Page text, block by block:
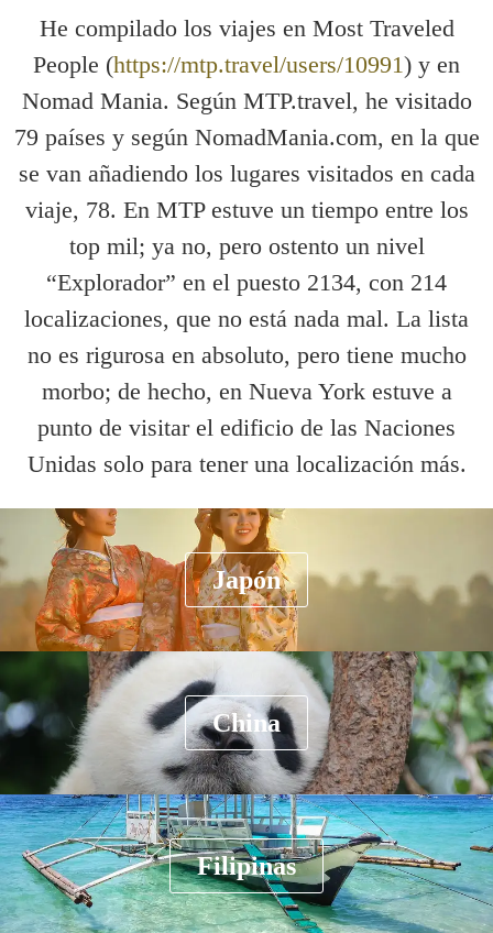
He compilado los viajes en Most Traveled
People (https://mtp.travel/users/10991) y en
Nomad Mania. Según MTP.travel, he visitado
79 países y según NomadMania.com, en la que
se van añadiendo los lugares visitados en cada
viaje, 78. En MTP estuve un tiempo entre los
top mil; ya no, pero ostento un nivel
“Explorador” en el puesto 2134, con 214
localizaciones, que no está nada mal. La lista
no es rigurosa en absoluto, pero tiene mucho
morbo; de hecho, en Nueva York estuve a
punto de visitar el edificio de las Naciones
Unidas solo para tener una localización más.
Japón
China
Filipinas